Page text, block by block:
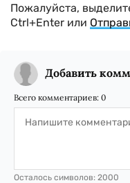
Пожалуйста,
Ctrl+Enter или
Добавить
Всего комментариев: 0
Осталось символов: 2000